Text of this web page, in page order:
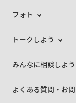
フォト
トークしよう
みんなに相談しよう
よくある質問・お